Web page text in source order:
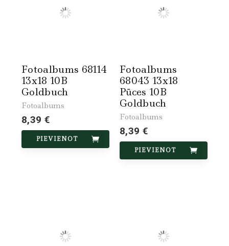
Fotoalbums 68114
13x18 10B
Goldbuch
Fotoalbums
8,39 €
PIEVIENOT
Fotoalbums
68043 13x18
Pūces 10B
Goldbuch
Fotoalbums
8,39 €
PIEVIENOT